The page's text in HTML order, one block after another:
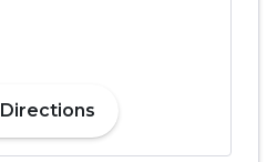
Directions